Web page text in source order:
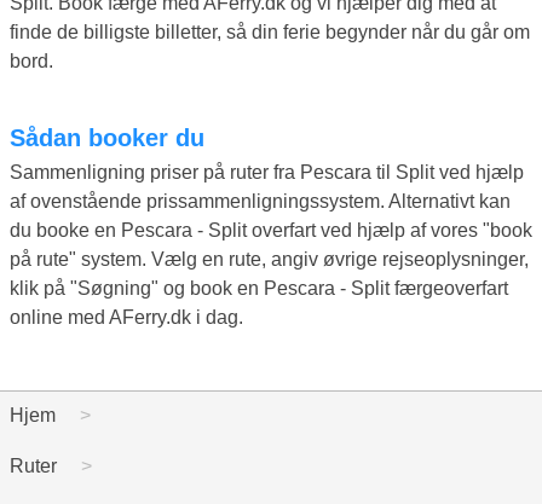
finde de billigste billetter, så din ferie begynder når du går om
bord.
Sådan booker du
Sammenligning priser på ruter fra Pescara til Split ved hjælp
af ovenstående prissammenligningssystem. Alternativt kan
du booke en Pescara - Split overfart ved hjælp af vores "book
på rute" system. Vælg en rute, angiv øvrige rejseoplysninger,
klik på "Søgning" og book en Pescara - Split færgeoverfart
online med AFerry.dk i dag.
Hjem
Ruter